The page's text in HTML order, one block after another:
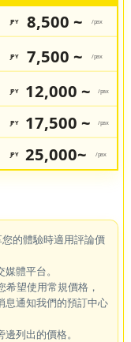
JPY 8,500 ~ /pax
JPY 7,500 ~ /pax
JPY 12,000 ~ /pax
JPY 17,500 ~ /pax
JPY 25,000~ /pax
的體驗時適用評論價
體平台。
望使用常規價格，
息通知我們的預訂中心
列出的價格。